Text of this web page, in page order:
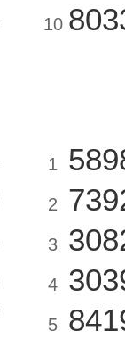
10
1
2
3
4
5